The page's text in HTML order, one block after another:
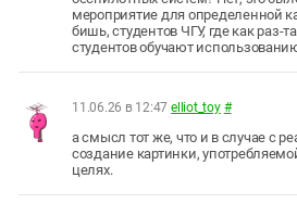
мероприятие для определенной
бишь, студентов ЧГУ, где как раз-
студентов обучают
11.06.26 в 12:47 elliot_toy #
а смысл тот же, что и в случае с
создание картинки,
целях.